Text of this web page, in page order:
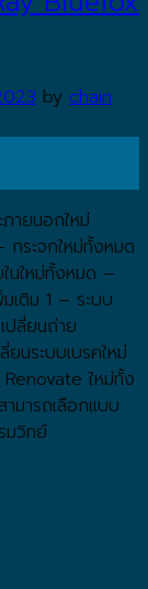
by chain
ายนอกใหม่
ระจกใหม่ทั้งหมด
นใหม่ทั้งหมด –
เติม 1 – ระบบ
ปลี่ยนถ่าย
นระบบเบรคใหม่
ใหม่ทั้ง
มารถเลือกแบบ
มวิทย์